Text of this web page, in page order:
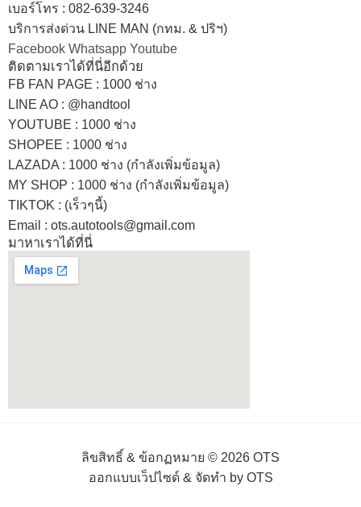
เบอร์โทร : 082-639-3246
บริการส่งด่วน LINE MAN (กทม. & ปริฯ)
Facebook Whatsapp Youtube
ติดตามเราได้ที่นี่อีกด้วย
FB FAN PAGE : 1000 ช่าง
LINE AO : @handtool
YOUTUBE : 1000 ช่าง
SHOPEE : 1000 ช่าง
LAZADA : 1000 ช่าง (กำลังเพิ่มข้อมูล)
MY SHOP : 1000 ช่าง (กำลังเพิ่มข้อมูล)
TIKTOK : (เร็วๆนี้)
Email : ots.autotools@gmail.com
มาหาเราได้ที่นี่
ลิขสิทธิ์ & ข้อกฏหมาย © 2026 OTS
ออกแบบเว็ปไซด์ & จัดทำ by OTS